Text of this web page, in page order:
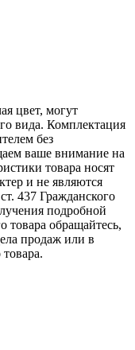
цвет, могут
вида. Комплектация
без
ваше внимание на
товара носят
и не являются
437 Гражданского
подробной
товара обращайтесь,
продаж или в